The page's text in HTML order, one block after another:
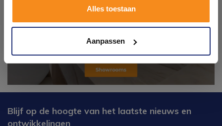
Alles toestaan
Aanpassen
Blijf op de hoogte van het laatste nieuws en
ontwikkelingen
Kom langs en ervaar zelf het verschil!